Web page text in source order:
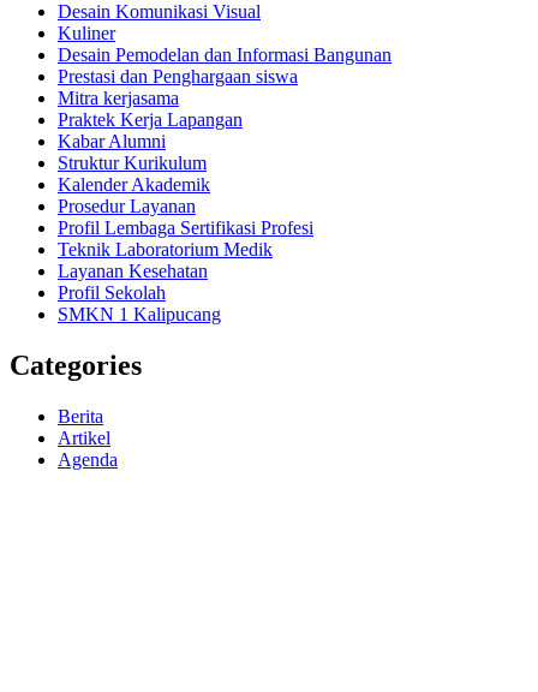
Desain Komunikasi Visual
Kuliner
Desain Pemodelan dan Informasi Bangunan
Prestasi dan Penghargaan siswa
Mitra kerjasama
Praktek Kerja Lapangan
Kabar Alumni
Struktur Kurikulum
Kalender Akademik
Prosedur Layanan
Profil Lembaga Sertifikasi Profesi
Teknik Laboratorium Medik
Layanan Kesehatan
Profil Sekolah
SMKN 1 Kalipucang
Categories
Berita
Artikel
Agenda